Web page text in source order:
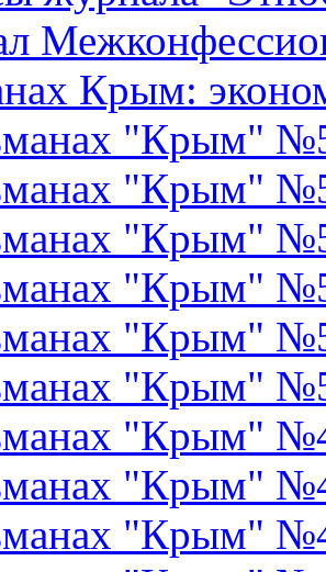
Крым:
"Крым"
"Крым"
"Крым"
"Крым"
"Крым"
"Крым"
"Крым"
"Крым"
"Крым"